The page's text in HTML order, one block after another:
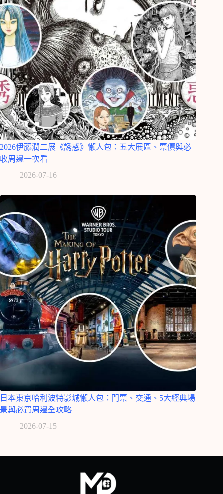
2026伊藤潤二展《誘惑》懶人包：五大展區、票價與必
收周邊一次看
2026-07-16
日本東京哈利波特影城懶人包：門票、交通、5大經典場
景與必買周邊全攻略
2026-07-15